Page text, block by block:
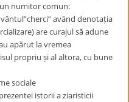
numitor comun:
având denotația
are curajul să adune
apărut la vremea
propriu și al altora, cu bune
sociale
istorii a ziaristicii